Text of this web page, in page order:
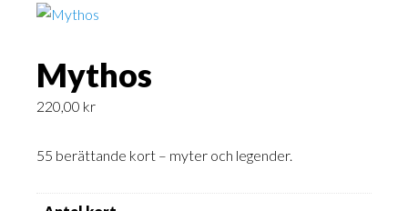
Mythos
220,00 kr
55 berättande kort – myter och legender.